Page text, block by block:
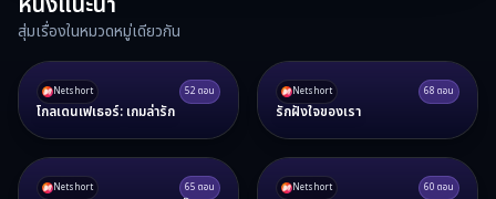
สุ่มเรื่องในหมวดหมู่เดียวกัน
Netshort 52 ตอน
โกลเดนเฟเธอร์: เกมล่ารัก
Netshort 68 ตอน
รักฝังใจของเรา
Netshort 65 ตอน Netshort 60 ตอน